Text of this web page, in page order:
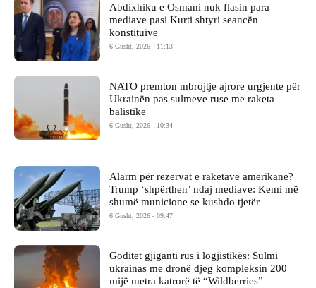
Abdixhiku e Osmani nuk flasin para
mediave pasi Kurti shtyri seancën
konstituive
6 Gusht, 2026 - 11:13
NATO premton mbrojtje ajrore urgjente për
Ukrainën pas sulmeve ruse me raketa
balistike
6 Gusht, 2026 - 10:34
Alarm për rezervat e raketave amerikane?
Trump ‘shpërthen’ ndaj mediave: Kemi më
shumë municione se kushdo tjetër
6 Gusht, 2026 - 09:47
Goditet gjiganti rus i logjistikës: Sulmi
ukrainas me dronë djeg kompleksin 200
mijë metra katrorë të “Wildberries”